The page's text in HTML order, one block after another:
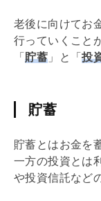
老後に向けてお
行っていくこと
「貯蓄 」と「投
貯蓄
貯蓄とはお金を
一方の投資とは
や投資信託など